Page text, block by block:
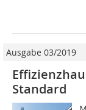
Ausgabe 03/2019
Standard